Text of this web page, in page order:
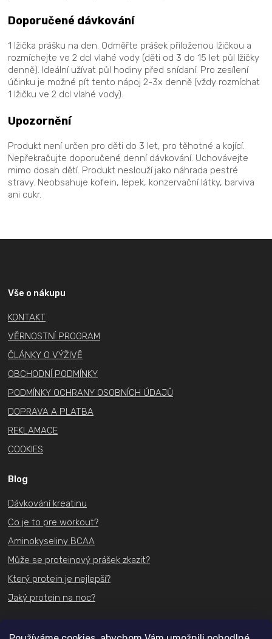
Doporučené dávkování
1 lžička prášku na den. Odměřte prášek přiloženou lžičkou a
rozmíchejte ve 2 dcl vlahé vody (děti od 3 do 15 let půl lžičky
denně). Ideální užívat půl hodiny před snídaní. Pro zesílení
účinku je možné pít tento nápoj 2-3x denně (vždy rozmíchat
1 lžičku ve 2 dcl vlahé vody).
Upozornění
Produkt není určen pro děti do 3 let, pro těhotné a kojící.
Nepřekračujte doporučené denní dávkování. Uchovávejte
mimo dosah dětí. Produkt neslouží jako náhrada pestré
stravy. Neobsahuje kofein, lepek, konzervační látky, barviva
ani cukr.
Vše o nákupu
KONTAKT
VĚRNOSTNÍ PROGRAM
ČLÁNKY O VÝŽIVĚ
OBCHODNÍ PODMÍNKY
PODMÍNKY OCHRANY OSOBNÍCH ÚDAJŮ
DOPRAVA A PLATBA
REKLAMACE
COOKIES
Blog
Dávkování kreatinu
Co je to pre workout?
Aminokyseliny BCAA
Může se proteinový prášek zkazit?
Který protein je nejlepší?
Jaký protein na noc?
Kontakt